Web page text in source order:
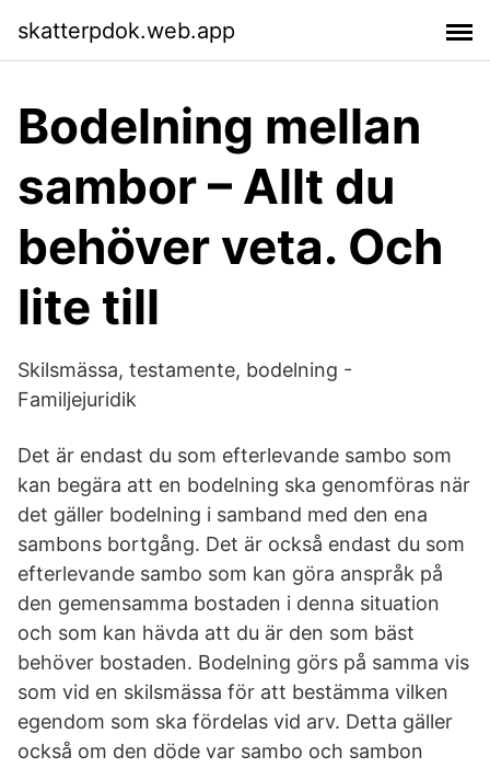
skatterpdok.web.app
Bodelning mellan
sambor – Allt du
behöver veta. Och
lite till
Skilsmässa, testamente, bodelning -
Familjejuridik
Det är endast du som efterlevande sambo som
kan begära att en bodelning ska genomföras när
det gäller bodelning i samband med den ena
sambons bortgång. Det är också endast du som
efterlevande sambo som kan göra anspråk på
den gemensamma bostaden i denna situation
och som kan hävda att du är den som bäst
behöver bostaden. Bodelning görs på samma vis
som vid en skilsmässa för att bestämma vilken
egendom som ska fördelas vid arv. Detta gäller
också om den döde var sambo och sambon